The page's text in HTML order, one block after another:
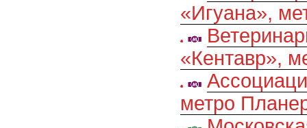
«Игуана»,
«Кентавр»,
метро